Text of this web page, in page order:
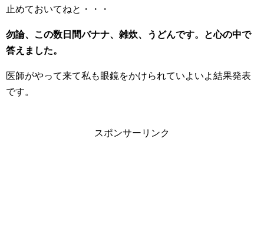
止めておいてねと・・・
勿論、この数日間バナナ、雑炊、うどんです。と心の中で
答えました。
医師がやって来て私も眼鏡をかけられていよいよ結果発表
です。
スポンサーリンク